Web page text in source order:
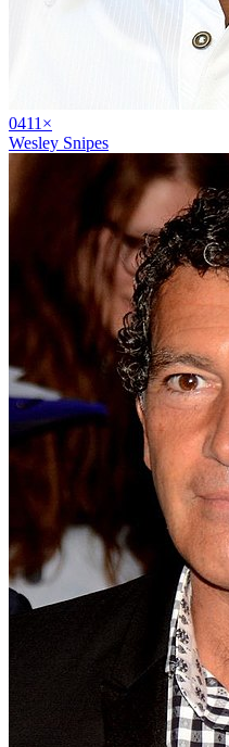
0411 ×
Wesley Snipes